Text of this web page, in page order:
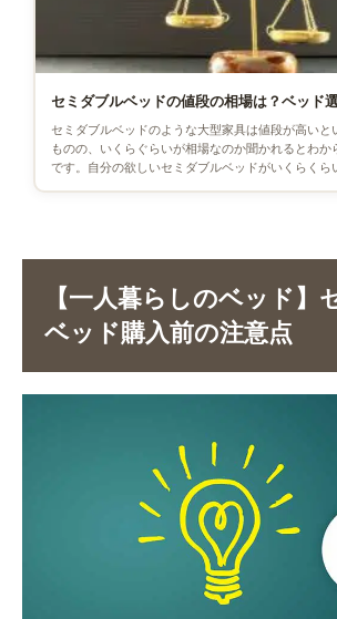
セミダブルベッドの値段の相場は？ベッド
セミダブルベッドのような大型家具は値段が高いと
ものの、いくらぐらいが相場なのか聞かれるとわか
です。自分の欲しいセミダブルベッドがいくらくら
【一人暮らしのベッド】
ベッド購入前の注意点